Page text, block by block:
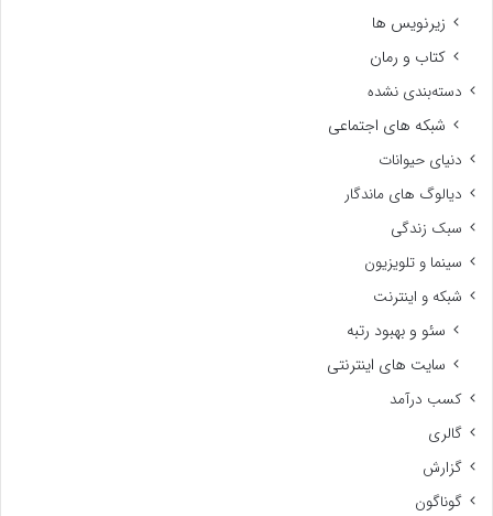
زیرنویس ها
کتاب و رمان
دسته‌بندی نشده
شبکه های اجتماعی
دنیای حیوانات
دیالوگ های ماندگار
سبک زندگی
سینما و تلویزیون
شبکه و اینترنت
سئو و بهبود رتبه
سایت های اینترنتی
کسب درآمد
گالری
گزارش
گوناگون